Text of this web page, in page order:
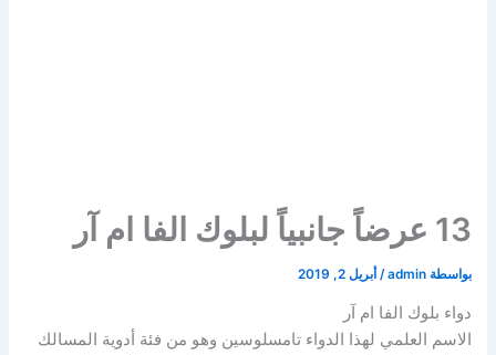
13 عرضاً جانبياً لبلوك الفا ام آر
بواسطة admin
/أبريل 2, 2019
دواء بلوك الفا ام آر
الاسم العلمي لهذا الدواء تامسلوسين وهو من فئة أدوية المسالك